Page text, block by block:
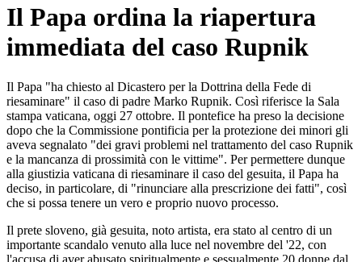
Il Papa ordina la riapertura
immediata del caso Rupnik
Il Papa "ha chiesto al Dicastero per la Dottrina della Fede di
riesaminare" il caso di padre Marko Rupnik. Così riferisce la Sala
stampa vaticana, oggi 27 ottobre. Il pontefice ha preso la decisione
dopo che la Commissione pontificia per la protezione dei minori gli
aveva segnalato "dei gravi problemi nel trattamento del caso Rupnik
e la mancanza di prossimità con le vittime". Per permettere dunque
alla giustizia vaticana di riesaminare il caso del gesuita, il Papa ha
deciso, in particolare, di "rinunciare alla prescrizione dei fatti", così
che si possa tenere un vero e proprio nuovo processo.
Il prete sloveno, già gesuita, noto artista, era stato al centro di un
importante scandalo venuto alla luce nel novembre del '22, con
l'accusa di aver abusato spiritualmente e sessualmente 20 donne dal